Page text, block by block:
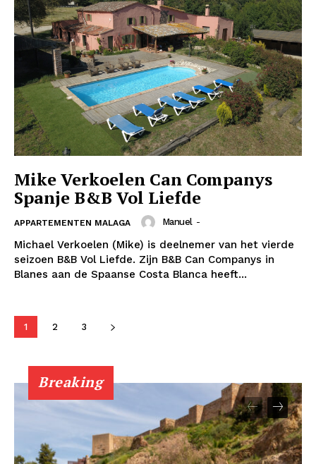
Magazine PRO
SUBSCRIBE NOW
Company
Contact us
My account
Mike Verkoelen Can Companys
Spanje B&B Vol Liefde
APPARTEMENTEN MALAGA Manuel -
Michael Verkoelen (Mike) is deelnemer van het vierde
seizoen B&B Vol Liefde. Zijn B&B Can Companys in
Blanes aan de Spaanse Costa Blanca heeft...
1 2 3
Breaking